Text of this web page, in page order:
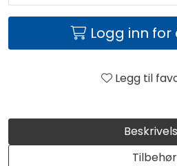
Tilbehør
Logg inn
Legg til